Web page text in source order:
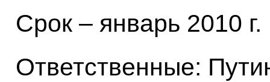
Срок – январь 2010 г.
Ответственные: